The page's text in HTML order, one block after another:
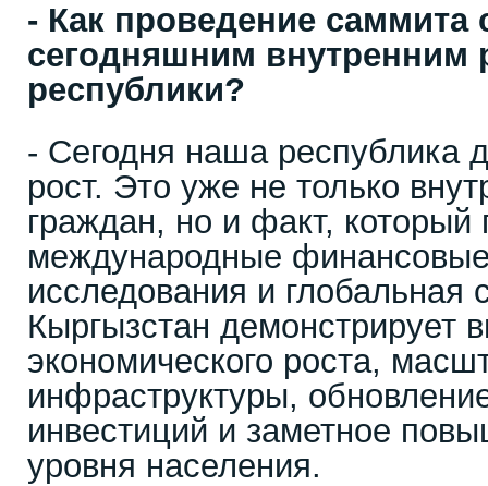
- Как проведение саммита
сегодняшним внутренним
республики?
- Сегодня наша республика
рост. Это уже не только
граждан, но и факт, который
международные
исследования и глобальная
Кыргызстан демонстрирует
экономического роста,
инфраструктуры,
инвестиций и заметное
уровня населения.